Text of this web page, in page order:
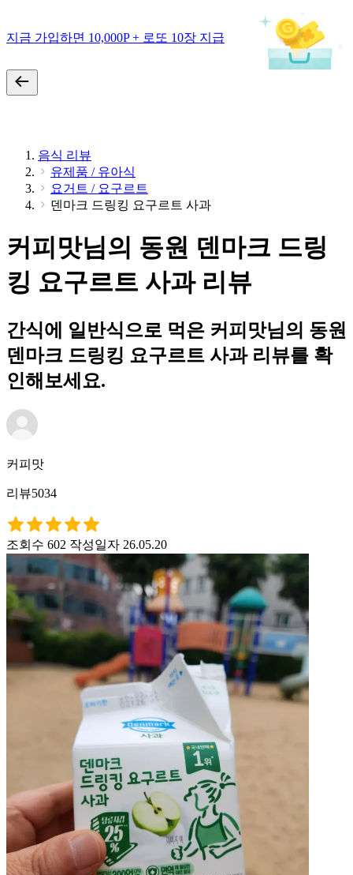
지금 가입하면 10,000P + 로또 10장 지급
음식 리뷰
유제품 / 유아식
요거트 / 요구르트
덴마크 드링킹 요구르트 사과
커피맛님의 동원 덴마크 드링
킹 요구르트 사과 리뷰
간식에 일반식으로 먹은 커피맛님의 동원
덴마크 드링킹 요구르트 사과 리뷰를 확
인해보세요.
커피맛
리뷰5034
조회수 602 작성일자 26.05.20